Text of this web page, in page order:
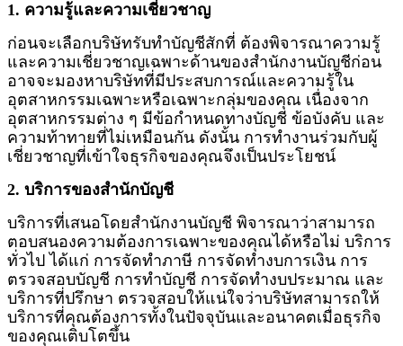
1. ความรู้และความเชี่ยวชาญ
ก่อนจะเลือกบริษัทรับทำบัญชีสักที่ ต้องพิจารณาความรู้
และความเชี่ยวชาญเฉพาะด้านของสำนักงานบัญชีก่อน
อาจจะมองหาบริษัทที่มีประสบการณ์และความรู้ใน
อุตสาหกรรมเฉพาะหรือเฉพาะกลุ่มของคุณ เนื่องจาก
อุตสาหกรรมต่าง ๆ มีข้อกำหนดทางบัญชี ข้อบังคับ และ
ความท้าทายที่ไม่เหมือนกัน ดังนั้น การทำงานร่วมกับผู้
เชี่ยวชาญที่เข้าใจธุรกิจของคุณจึงเป็นประโยชน์
2. บริการของสำนักบัญชี
บริการที่เสนอโดยสำนักงานบัญชี พิจารณาว่าสามารถ
ตอบสนองความต้องการเฉพาะของคุณได้หรือไม่ บริการ
ทั่วไป ได้แก่ การจัดทำภาษี การจัดทำงบการเงิน การ
ตรวจสอบบัญชี การทำบัญชี การจัดทำงบประมาณ และ
บริการที่ปรึกษา ตรวจสอบให้แน่ใจว่าบริษัทสามารถให้
บริการที่คุณต้องการทั้งในปัจจุบันและอนาคตเมื่อธุรกิจ
ของคุณเติบโตขึ้น